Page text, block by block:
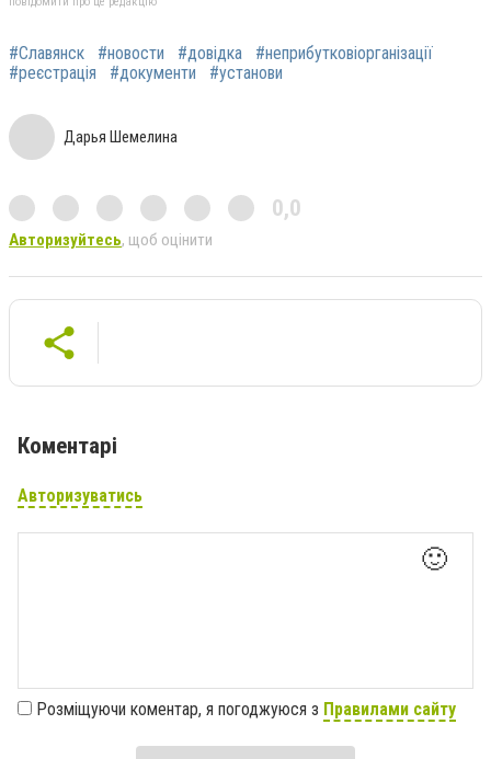
#Славянск #новости #довідка
#неприбутковіорганізації
#реєстрація
#документи #установи
Дарья Шемелина
0,0
Авторизуйтесь, щоб оцінити
Коментарі
Авторизуватись
🙂
Розміщуючи коментар, я погоджуюся з Правилами сайту